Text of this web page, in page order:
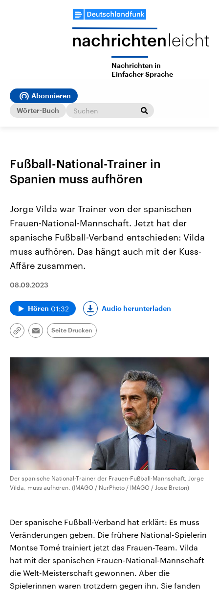
Nachrichten in
Einfacher Sprache
Abonnieren
Wörter-Buch
Fußball-National-Trainer in
Spanien muss aufhören
Jorge Vilda war Trainer von der spanischen
Frauen-National-Mannschaft. Jetzt hat der
spanische Fußball-Verband entschieden: Vilda
muss aufhören. Das hängt auch mit der Kuss-
Affäre zusammen.
08.09.2023
Hören 01:32 Audio herunterladen
Link
Email
Seite Drucken
Der spanische National-Trainer der Frauen-Fußball-Mannschaft, Jorge
Vilda, muss aufhören. (IMAGO / NurPhoto / IMAGO / Jose Breton)
Der spanische Fußball-Verband hat erklärt: Es muss
Veränderungen geben. Die frühere National-Spielerin
Montse Tomé trainiert jetzt das Frauen-Team. Vilda
hat mit der spanischen Frauen-National-Mannschaft
die Welt-Meisterschaft gewonnen. Aber die
Spielerinnen waren trotzdem gegen ihn. Sie fanden